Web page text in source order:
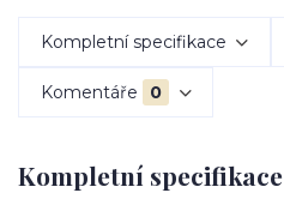
Kompletní specifikace
Komentáře 0
Kompletní specifikace